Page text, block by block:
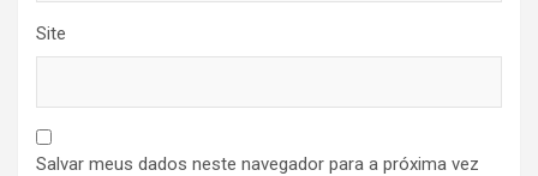
Site
Salvar meus dados neste navegador para a próxima vez